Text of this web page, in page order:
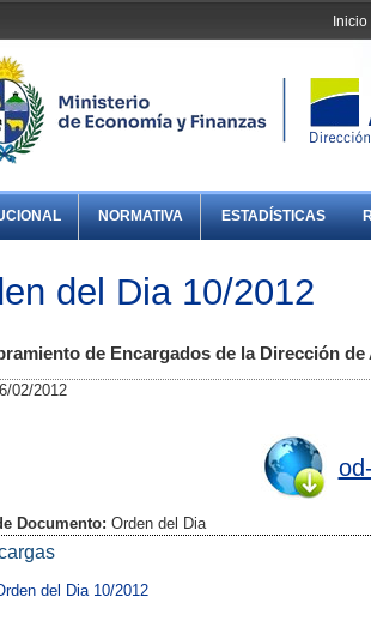
Inicio
NORMATIVA ESTADÍSTICAS
del Dia 10/2012
de Encargados de la Dirección
02/2012
Documento: Orden del Dia
del Dia 10/2012